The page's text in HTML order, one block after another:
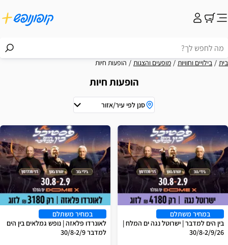
בית בילויים וחוויות מופעים והצגות הופעות חיות
הופעות חיות
סנן לפי עיר/אזור
תוצאות
במחיר משתלם
בין הים למדבר | ישרוטל נגה ים המלח |
30/8-2/9/26
במחיר משתלם
לאונרדו פלאזה | נופש גמלאים בין הים
למדבר 30/8-2/9